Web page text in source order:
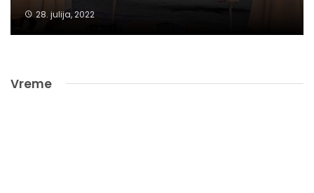
28. julija, 2022
Vreme